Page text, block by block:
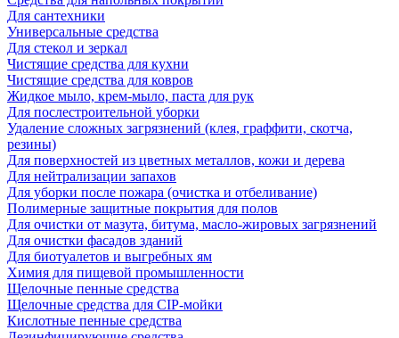
Для сантехники
Универсальные средства
Для стекол и зеркал
Чистящие средства для кухни
Чистящие средства для ковров
Жидкое мыло, крем-мыло, паста для рук
Для послестроительной уборки
Удаление сложных загрязнений (клея, граффити, скотча,
резины)
Для поверхностей из цветных металлов, кожи и дерева
Для нейтрализации запахов
Для уборки после пожара (очистка и отбеливание)
Полимерные защитные покрытия для полов
Для очистки от мазута, битума, масло-жировых загрязнений
Для очистки фасадов зданий
Для биотуалетов и выгребных ям
Химия для пищевой промышленности
Щелочные пенные средства
Щелочные средства для CIP-мойки
Кислотные пенные средства